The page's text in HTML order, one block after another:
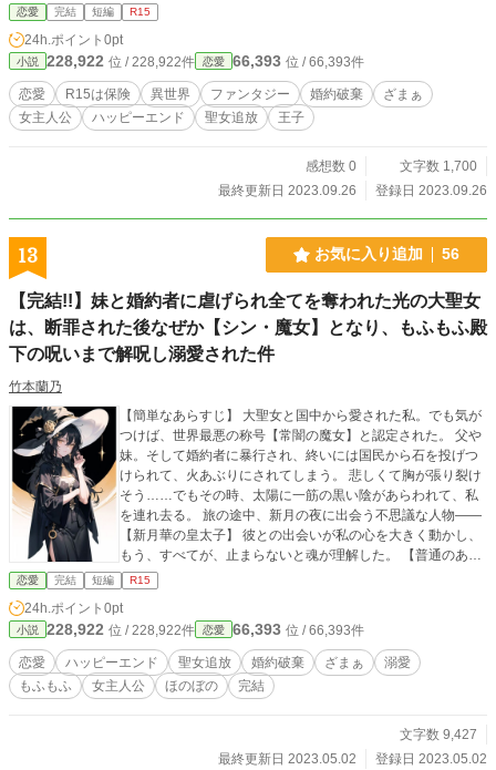
恋愛 完結 短編 R15
24h.ポイント 0pt
小説 228,922 位 / 228,922件 恋愛 66,393 位 / 66,393件
恋愛 R15は保険 異世界 ファンタジー 婚約破棄
ざまぁ
女主人公
ハッピーエンド 聖女追放 王子
感想数 0
文字数 1,700
最終更新日 2023.09.26
登録日 2023.09.26
13 お気に入り追加 56
【完結!!】妹と婚約者に虐げられ全てを奪われた光の大聖女
は、断罪された後なぜか【シン・魔女】となり、もふもふ殿
下の呪いまで解呪し溺愛された件
竹本蘭乃
【簡単なあらすじ】 大聖女と国中から愛された私。でも気が
つけば、世界最悪の称号【常闇の魔女】と認定された。 父や
妹。そして婚約者に暴行され、終いには国民から石を投げつ
けられて、火あぶりにされてしまう。 悲しくて胸が張り裂け
そう……でもその時、太陽に一筋の黒い陰があらわれて、私
を連れ去る。 旅の途中、新月の夜に出会う不思議な人物――
【新月華の皇太子】 彼との出会いが私の心を大きく動かし、
もう、すべてが、止まらないと魂が理解した。 【普通のあら
すじ】 神の寵愛をうけた娘が国の安定を司り、発展と平和の
象徴――聖女。 その聖女の中でも、百年に一度と言われる大
聖女が生まれ落ちた。 名をエリーシア・フォン・ローデック
といい、この国の第一王女でもある。 ある時、エリーシアは
王家の血筋にちかしい四大公爵家の一つ、ワール公爵家の嫡
男であるデレクと婚約をし、仲むつまじく過ごす。 それが一
年ほどたった、とある正午に、全ての運命が大きく動き出
れ、気がつけば朝だった。 頭が冴えないまま起床すると、メ
イドを押しのけ近衛兵が押し寄せやって来る。 何事かとたず
恋愛 完結 短編 R15
24h.ポイント 0pt
小説 228,922 位 / 228,922件 恋愛 66,393 位 / 66,393件
恋愛 ハッピーエンド 聖女追放 婚約破棄 ざまぁ
溺愛
もふもふ
女主人公 ほのぼの 完結
文字数 9,427
最終更新日 2023.05.02
登録日 2023.05.02